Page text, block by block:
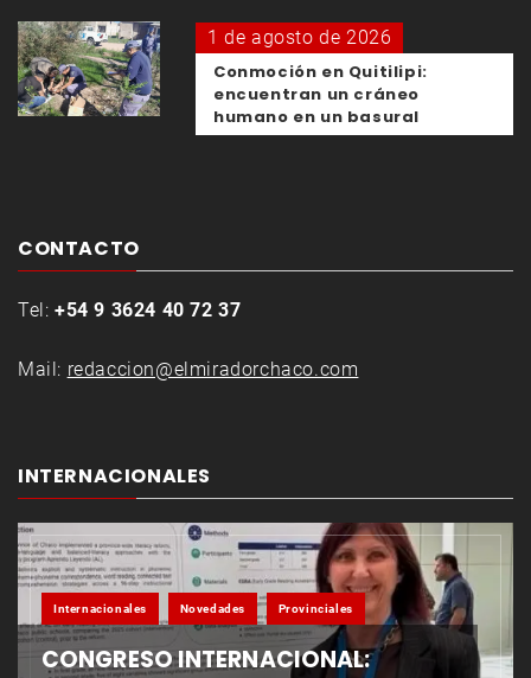
1 de agosto de 2026
Conmoción en Quitilipi:
encuentran un cráneo
humano en un basural
CONTACTO
Tel: +54 9 3624 40 72 37
Mail: redaccion@elmiradorchaco.com
INTERNACIONALES
Internacionales Novedades Provinciales
CONGRESO INTERNACIONAL: